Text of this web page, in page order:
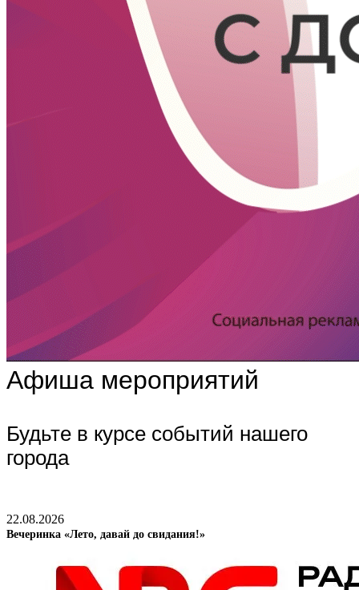
Афиша мероприятий
Будьте в курсе событий нашего
города
22.08.2026
Вечеринка «Лето, давай до свидания!»